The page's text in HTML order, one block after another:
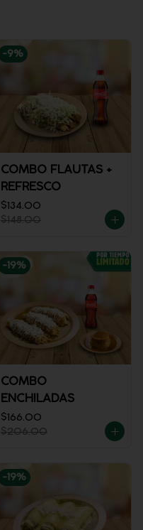
-9%
COMBO FLAUTAS +
REFRESCO
$134.00
$148.00
-19%
COMBO
ENCHILADAS
$166.00
$206.00
-19%